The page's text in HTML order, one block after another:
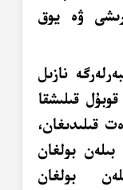
ۋە يوق
نازىل
قىلىشقا
قىلىدىغان،
بىلەن بولغان
بولغان